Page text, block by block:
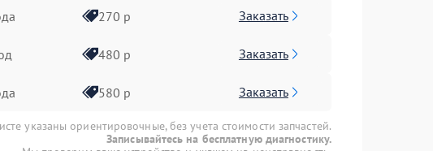
270 р Заказать
480 р Заказать
580 р Заказать
указаны ориентировочные, без учета стоимости запчастей.
Записывайтесь на бесплатную диагностику.